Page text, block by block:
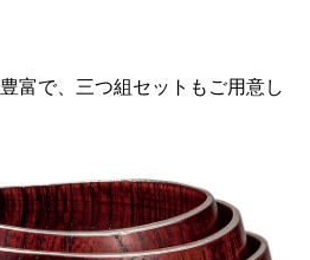
富で、三つ組セットもご用意し